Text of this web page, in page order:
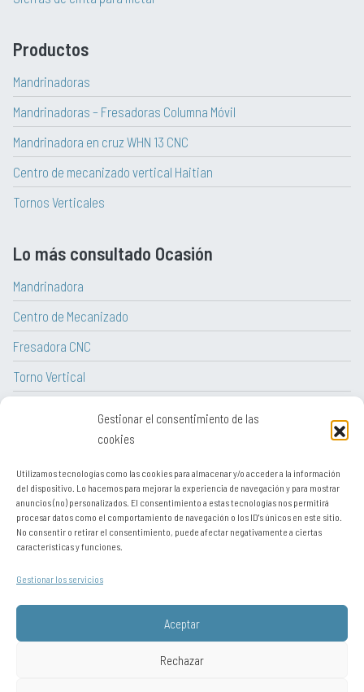
Gestionar el consentimiento de las
cookies
Utilizamos tecnologías como las cookies para almacenar y/o acceder a la información
del dispositivo. Lo hacemos para mejorar la experiencia de navegación y para mostrar
anuncios (no) personalizados. El consentimiento a estas tecnologías nos permitirá
procesar datos como el comportamiento de navegación o los ID's únicos en este sitio.
No consentir o retirar el consentimiento, puede afectar negativamente a ciertas
características y funciones.
Gestionar los servicios
Aceptar
Rechazar
Productos
Mandrinadoras
Mandrinadoras – Fresadoras Columna Móvil
Mandrinadora en cruz WHN 13 CNC
Centro de mecanizado vertical Haitian
Tornos Verticales
Lo más consultado Ocasión
Mandrinadora
Centro de Mecanizado
Fresadora CNC
Torno Vertical
Tornos paralelos convencionales
Aviso legal
Política de cookies